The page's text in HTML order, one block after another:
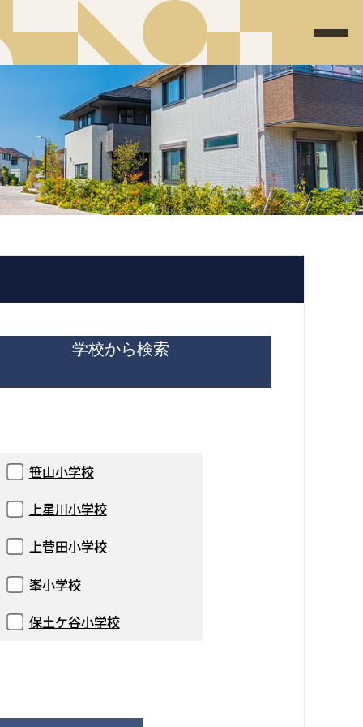
学校から検索
笹山小学校
上星川小学校
上菅田小学校
峯小学校
保土ケ谷小学校